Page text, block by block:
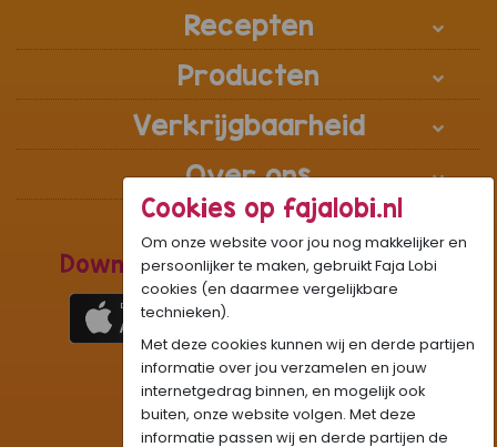
Recepten
Producten
Verkrijgbaarheid
Over ons
Download de Recepten Webapp
WhatsApp Community:
Onze gifjes al eens geprobeerd?: GIF
Beleef Sandhia’s Recepten in:
Cookies op fajalobi.nl
Om onze website voor jou nog makkelijker en
persoonlijker te maken, gebruikt Faja Lobi
cookies (en daarmee vergelijkbare
technieken).
Met deze cookies kunnen wij en derde partijen
informatie over jou verzamelen en jouw
internetgedrag binnen, en mogelijk ook
buiten, onze website volgen. Met deze
informatie passen wij en derde partijen de